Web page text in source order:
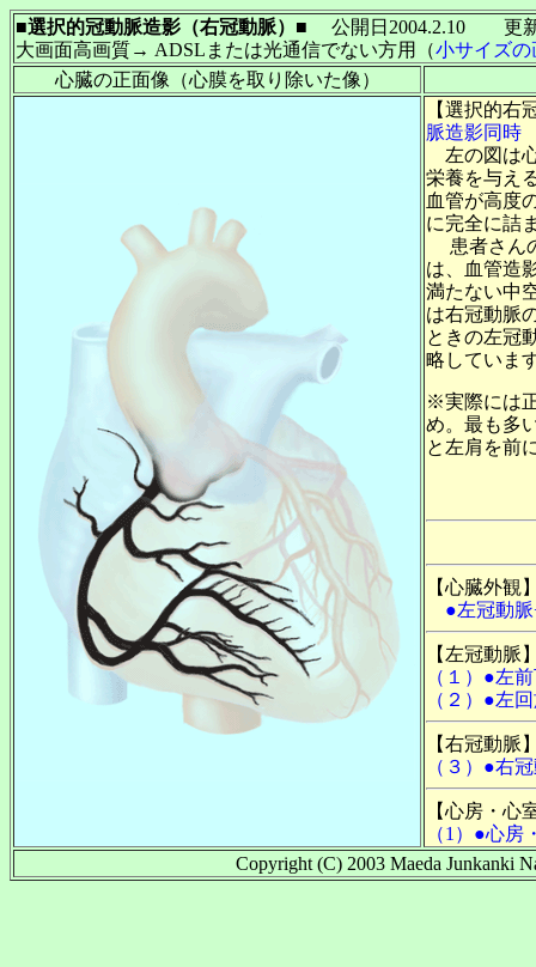
■選択的冠動脈造影（右冠動脈）■
公開日2004.2.10 更
大画面高画質→ ADSLまたは光通信でない方用（小サイズの
心臓の正面像（心膜を取り除いた像）
【選択的
脈造影同時
左の図は
栄養を与え
血管が高度
に完全に詰
患者さん
は、血管造
満たない中
は右冠動脈
ときの左冠
略していま
※実際には
め。最も多
と左肩を前
【心臓外観
●左冠動
【左冠動脈
（１）●左
（２）●左
【右冠動脈
（３）●右
【心房・心
（1）●心房
Copyright (C) 2003 Maeda Junkanki